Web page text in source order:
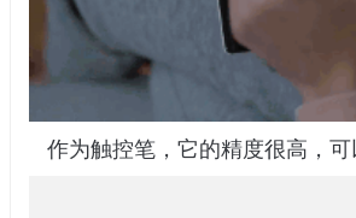
作为触控笔，它的精度很高，